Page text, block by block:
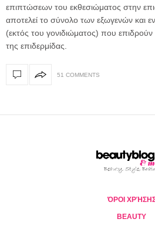
επιπτώσεων του εκθεσιώματος στην
αποτελεί το σύνολο των εξωγενών και
(εκτός του γονιδιώματος) που
της επιδερμίδας.
51 COMMENTS
ΌΡΟΙ
BEAUTY